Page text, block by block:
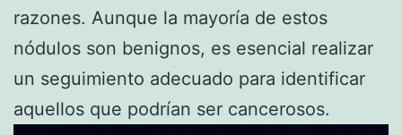
razones. Aunque la mayoría de estos
nódulos son benignos, es esencial realizar
un seguimiento adecuado para identificar
aquellos que podrían ser cancerosos.